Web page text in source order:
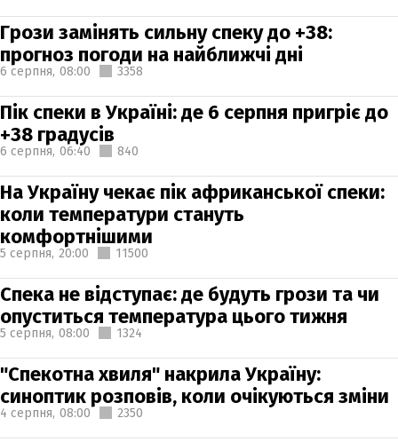
Грози замінять сильну спеку до +38:
прогноз погоди на найближчі дні
6 серпня, 08:00 3358
Пік спеки в Україні: де 6 серпня пригріє до
+38 градусів
6 серпня, 06:40 840
На Україну чекає пік африканської спеки:
коли температури стануть
комфортнішими
5 серпня, 20:00 11500
Спека не відступає: де будуть грози та чи
опуститься температура цього тижня
5 серпня, 08:00 1324
"Спекотна хвиля" накрила Україну:
синоптик розповів, коли очікуються зміни
4 серпня, 08:00 2350